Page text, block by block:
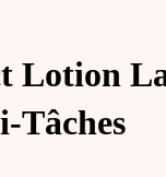
Lotion